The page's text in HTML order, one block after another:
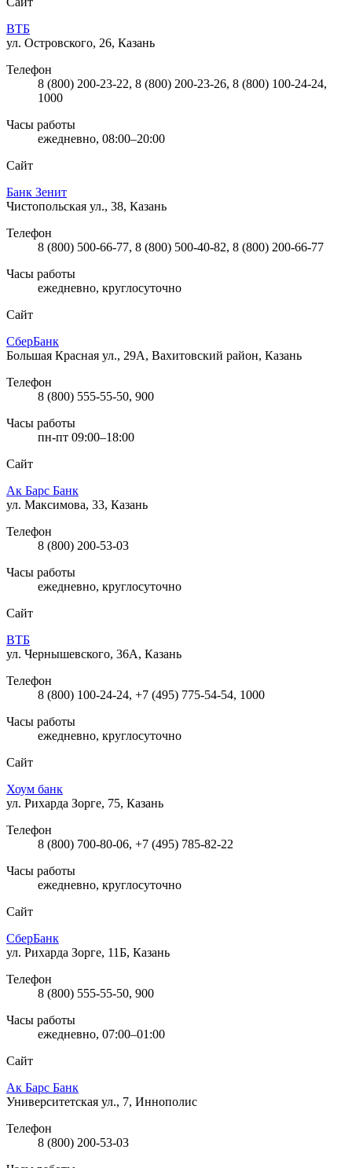
ВТБ
ул. Островского, 26, Казань
Телефон
8 (800) 200-23-22, 8 (800) 200-23-26, 8 (800) 100-24-24,
1000
Часы работы
ежедневно, 08:00–20:00
Сайт
Банк Зенит
Чистопольская ул., 38, Казань
Телефон
8 (800) 500-66-77, 8 (800) 500-40-82, 8 (800) 200-66-77
Часы работы
ежедневно, круглосуточно
Сайт
СберБанк
Большая Красная ул., 29А, Вахитовский район, Казань
Телефон
8 (800) 555-55-50, 900
Часы работы
пн-пт 09:00–18:00
Сайт
Ак Барс Банк
ул. Максимова, 33, Казань
Телефон
8 (800) 200-53-03
Часы работы
ежедневно, круглосуточно
Сайт
ВТБ
ул. Чернышевского, 36А, Казань
Телефон
8 (800) 100-24-24, +7 (495) 775-54-54, 1000
Часы работы
ежедневно, круглосуточно
Сайт
Хоум банк
ул. Рихарда Зорге, 75, Казань
Телефон
8 (800) 700-80-06, +7 (495) 785-82-22
Часы работы
ежедневно, круглосуточно
Сайт
СберБанк
ул. Рихарда Зорге, 11Б, Казань
Телефон
8 (800) 555-55-50, 900
Часы работы
ежедневно, 07:00–01:00
Сайт
Ак Барс Банк
Университетская ул., 7, Иннополис
Телефон
8 (800) 200-53-03